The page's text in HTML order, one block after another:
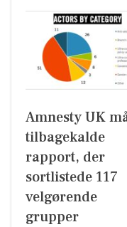
Amnesty UK
tilbagekalde
rapport, der
sortlistede 117
velgørende
grupper